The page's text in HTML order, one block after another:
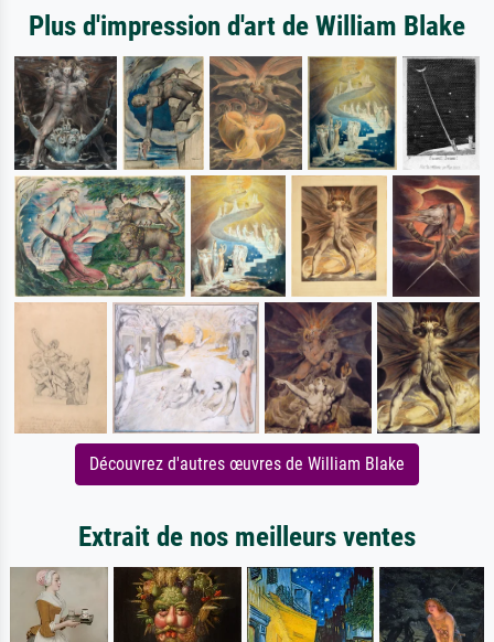
Plus d'impression d'art de William Blake
Découvrez d'autres œuvres de William Blake
Extrait de nos meilleurs ventes